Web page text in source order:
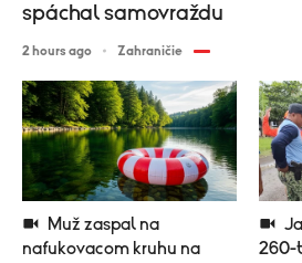
nafukovacom kruhu na
260-
spáchal samovraždu
2 hours ago Zahraničie